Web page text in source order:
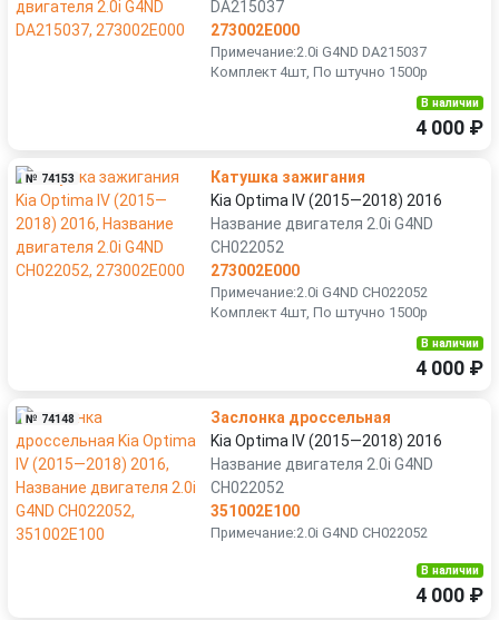
DA215037
273002E000
Примечание:2.0i G4ND DA215037
Комплект 4шт, По штучно 1500р
В наличии
4 000 ₽
№ 74153
Катушка зажигания
Kia Optima IV (2015—2018) 2016
Название двигателя 2.0i G4ND
CH022052
273002E000
Примечание:2.0i G4ND CH022052
Комплект 4шт, По штучно 1500р
В наличии
4 000 ₽
№ 74148
Заслонка дроссельная
Kia Optima IV (2015—2018) 2016
Название двигателя 2.0i G4ND
CH022052
351002E100
Примечание:2.0i G4ND CH022052
В наличии
4 000 ₽